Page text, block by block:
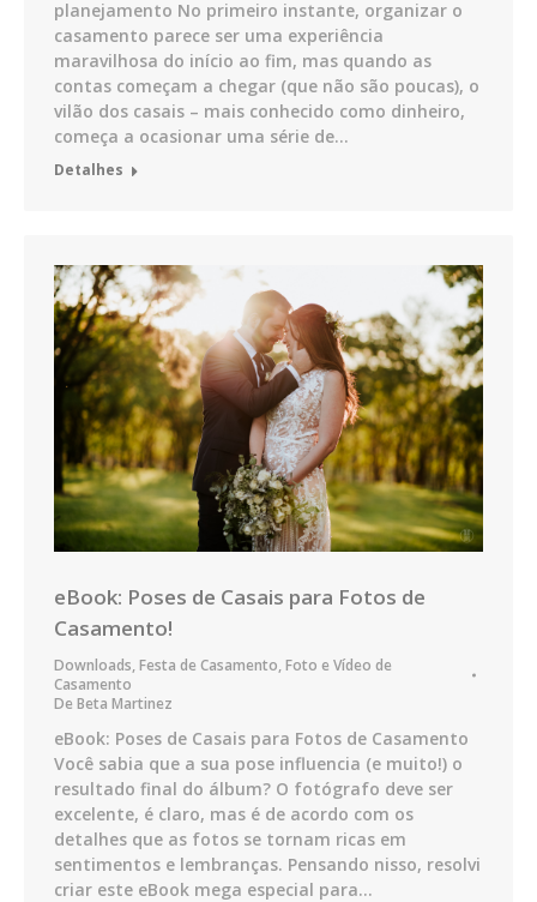
planejamento No primeiro instante, organizar o
casamento parece ser uma experiência
maravilhosa do início ao fim, mas quando as
contas começam a chegar (que não são poucas), o
vilão dos casais – mais conhecido como dinheiro,
começa a ocasionar uma série de…
Detalhes
eBook: Poses de Casais para Fotos de
Casamento!
Downloads,Festa de Casamento,Foto e Vídeo de
Casamento
De Beta Martinez
eBook: Poses de Casais para Fotos de Casamento
Você sabia que a sua pose influencia (e muito!) o
resultado final do álbum? O fotógrafo deve ser
excelente, é claro, mas é de acordo com os
detalhes que as fotos se tornam ricas em
sentimentos e lembranças. Pensando nisso, resolvi
criar este eBook mega especial para…